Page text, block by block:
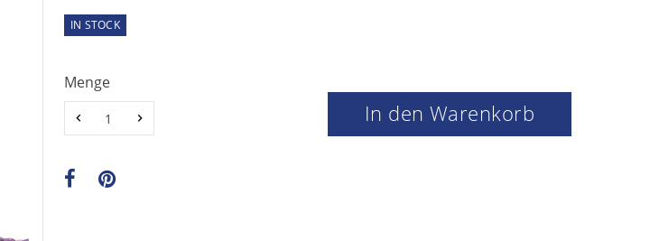
IN STOCK
Menge
In den Warenkorb